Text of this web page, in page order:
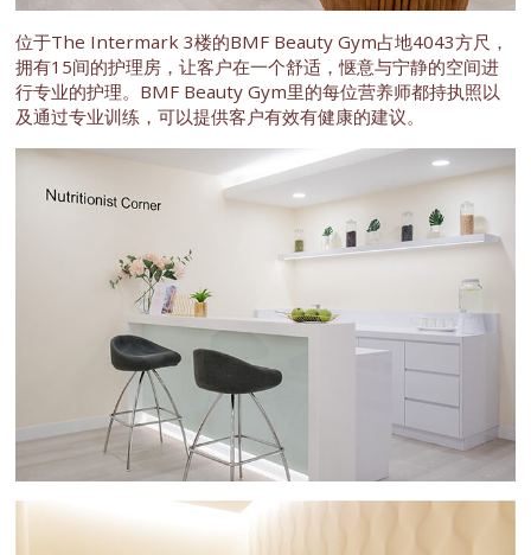
位于The Intermark 3楼的BMF Beauty Gym占地4043方尺，
拥有15间的护理房，让客户在一个舒适，惬意与宁静的空间进
行专业的护理。BMF Beauty Gym里的每位营养师都持执照以
及通过专业训练，可以提供客户有效有健康的建议。